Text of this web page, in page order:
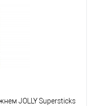
JOLLY Supersticks